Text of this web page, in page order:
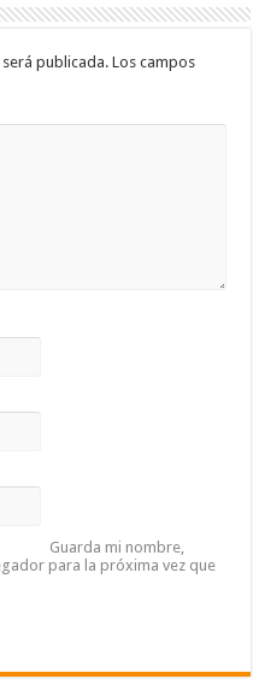
publicada. Los campos
Guarda mi nombre,
para la próxima vez que